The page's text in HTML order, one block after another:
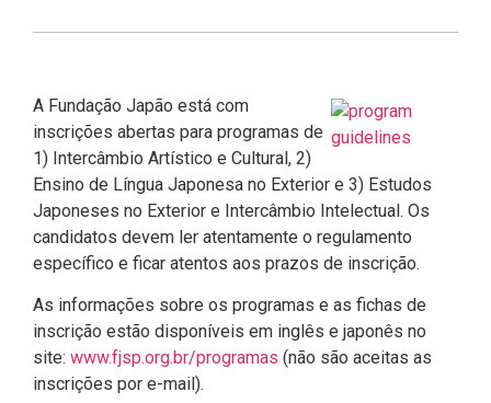
A Fundação Japão está com
inscrições abertas para programas de
1) Intercâmbio Artístico e Cultural, 2)
Ensino de Língua Japonesa no Exterior e 3) Estudos
Japoneses no Exterior e Intercâmbio Intelectual. Os
candidatos devem ler atentamente o regulamento
específico e ficar atentos aos prazos de inscrição.
As informações sobre os programas e as fichas de
inscrição estão disponíveis em inglês e japonês no
site: www.fjsp.org.br/programas (não são aceitas as
inscrições por e-mail).